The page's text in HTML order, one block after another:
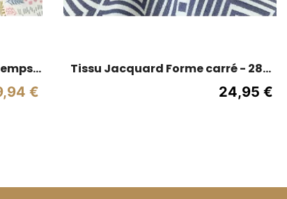
-
€
Tissu Jacquard Forme carré - 280
cm de large - Bleu marine / Blanc
24,95 €